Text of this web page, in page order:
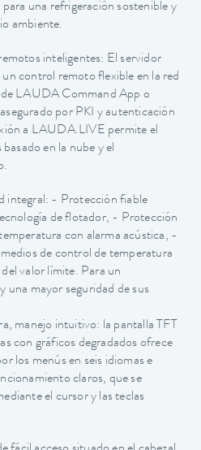
una refrigeración sostenible y
ambiente.
inteligentes: El servidor
control remoto flexible en la red
de LAUDA Command App o
por PKI y autenticación
a LAUDA.LIVE permite el
en la nube y el
integral: - Protección fiable
de flotador, - Protección
con alarma acústica, -
de control de temperatura
valor límite. Para un
una mayor seguridad de sus
manejo intuitivo: la pantalla TFT
con gráficos degradados ofrece
los menús en seis idiomas e
claros, que se
el cursor y las teclas